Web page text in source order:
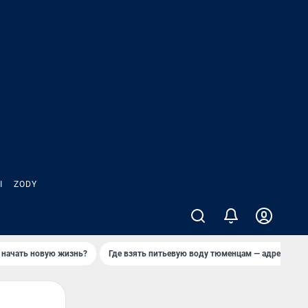
ZODY
начать новую жизнь? Где взять питьевую воду тюменцам — адреса